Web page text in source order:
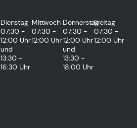
Dienstag
07:30 -
12:00 Uhr
und
13:30 -
16:30 Uhr
Mittwoch
07:30 -
12:00 Uhr
Donnerstag
07:30 -
12:00 Uhr
und
13:30 -
18:00 Uhr
Freitag
07:30 -
12:00 Uhr